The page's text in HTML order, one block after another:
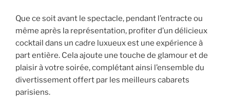
Que ce soit avant le spectacle, pendant l’entracte ou
même après la représentation, profiter d’un délicieux
cocktail dans un cadre luxueux est une expérience à
part entière. Cela ajoute une touche de glamour et de
plaisir à votre soirée, complétant ainsi l’ensemble du
divertissement offert par les meilleurs cabarets
parisiens.